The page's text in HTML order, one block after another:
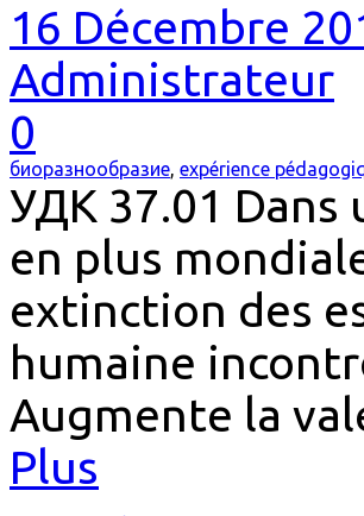
16 Décembre
Administrateur
0
биоразнообразие, expérience
УДК 37.01 Dans
en plus
extinction des
humaine
Augmente la
Plus